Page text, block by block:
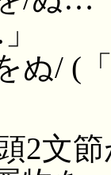
ぬ/ (
2文